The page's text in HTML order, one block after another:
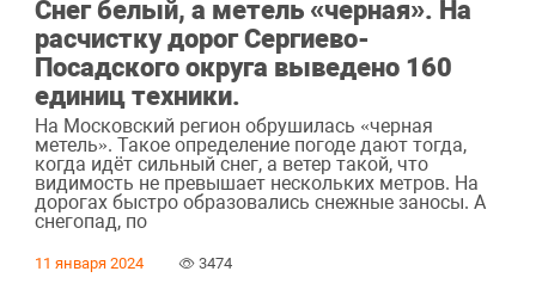
Снег белый, а метель «черная». На
расчистку дорог Сергиево-
Посадского округа выведено 160
единиц техники.
На Московский регион обрушилась «черная
метель». Такое определение погоде дают тогда,
когда идёт сильный снег, а ветер такой, что
видимость не превышает нескольких метров. На
дорогах быстро образовались снежные заносы. А
снегопад, по
11 января 2024 3474